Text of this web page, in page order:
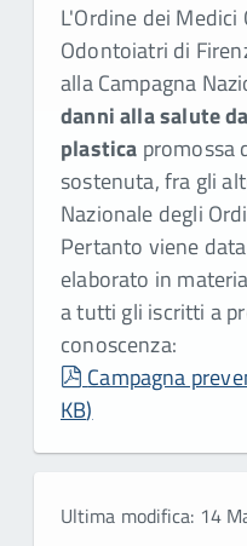
L'Ordine dei Medici
Odontoiatri di
alla Campagna
danni alla salute
plastica promossa
sostenuta, fra gli
Nazionale degli
Pertanto viene
elaborato in
a tutti gli iscritti a
conoscenza:
pdf
Campagna
KB)
Ultima modifica: 14